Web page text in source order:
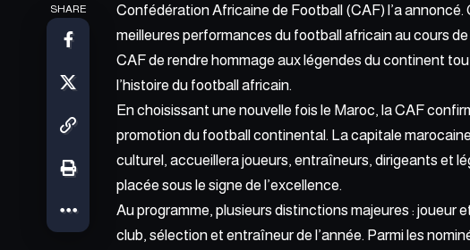
SHARE
Confédération Africaine de Football (CAF) l’a
meilleures performances du football africain au cours
CAF de rendre hommage aux légendes du continent
l’histoire du football africain.
En choisissant une nouvelle fois le Maroc, la CAF
promotion du football continental. La capitale
culturel, accueillera joueurs, entraîneurs, dirigeants et
placée sous le signe de l’excellence.
Au programme, plusieurs distinctions majeures : joueur
club, sélection et entraîneur de l’année. Parmi les